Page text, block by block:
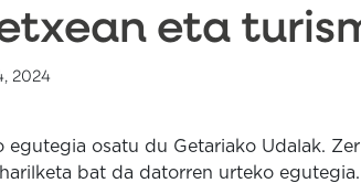
eta
2024
egutegia osatu du Getariako Udalak.
bat da datorren urteko